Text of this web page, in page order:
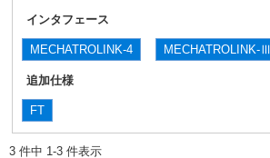
インタフェース
MECHATROLINK-4 MECHATROLINK-Ⅲ
追加仕様
FT
3 件中 1-3 件表示